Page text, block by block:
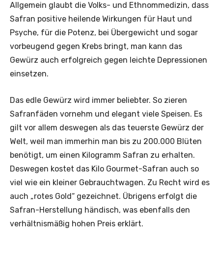
Allgemein glaubt die Volks- und Ethnommedizin, dass
Safran positive heilende Wirkungen für Haut und
Psyche, für die Potenz, bei Übergewicht und sogar
vorbeugend gegen Krebs bringt, man kann das
Gewürz auch erfolgreich gegen leichte Depressionen
einsetzen.
Das edle Gewürz wird immer beliebter. So zieren
Safranfäden vornehm und elegant viele Speisen. Es
gilt vor allem deswegen als das teuerste Gewürz der
Welt, weil man immerhin man bis zu 200.000 Blüten
benötigt, um einen Kilogramm Safran zu erhalten.
Deswegen kostet das Kilo Gourmet-Safran auch so
viel wie ein kleiner Gebrauchtwagen. Zu Recht wird es
auch „rotes Gold“ gezeichnet. Übrigens erfolgt die
Safran-Herstellung händisch, was ebenfalls den
verhältnismäßig hohen Preis erklärt.